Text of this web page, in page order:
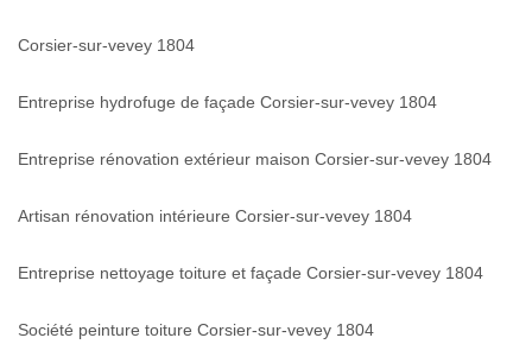
Corsier-sur-vevey 1804
Entreprise hydrofuge de façade Corsier-sur-vevey 1804
Entreprise rénovation extérieur maison Corsier-sur-vevey 1804
Artisan rénovation intérieure Corsier-sur-vevey 1804
Entreprise nettoyage toiture et façade Corsier-sur-vevey 1804
Société peinture toiture Corsier-sur-vevey 1804